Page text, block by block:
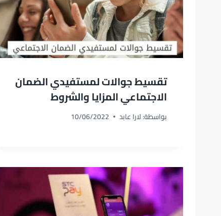
تقسيط جوالات لمستفيدي الضمان
الاجتماعي المزايا والشروط
بواسطة:لارا عابد 10/06/2022